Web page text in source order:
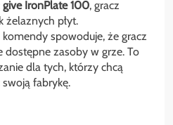
give IronPlate 100, gracz
żelaznych płyt.
spowoduje, że gracz
dostępne zasoby w grze. To
dla tych, którzy chcą
fabrykę.